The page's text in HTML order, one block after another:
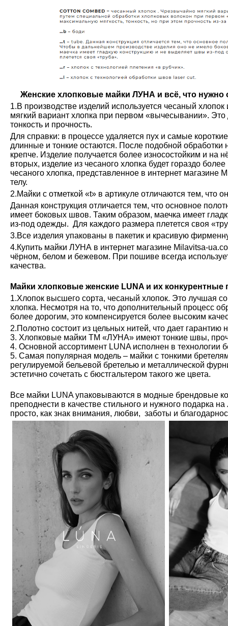
Женские хлопковые майки ЛУНА и всё, что нужно
1.В производстве изделий используется чесаный
мягкий вариант хлопка при первом «вычесывании». Это
тонкость и прочность.
Для справки: в процессе удаляется пух и самые
длинные и тонкие остаются. После подобной обработки
крепче. Изделие получается более износостойким и на
вторых, изделие из чесаного хлопка будет гораздо
чесаного хлопка, представленное в интернет магазине
телу.
2.Майки с отметкой «t» в артикуле отличаются тем, что
Данная конструкция отличается тем, что основное
имеет боковых швов. Таким образом, маечка имеет
из-под одежды. Для каждого размера плетется своя
3.Все изделия упакованы в пакетик и красивую
4.Купить майки ЛУНА в интернет магазине Milavitsa-
чёрном, белом и бежевом. При пошиве всегда
качества.
Майки хлопковые женские LUNA и их конкурентные
1.Хлопок высшего сорта, чесаный хлопок. Это лучшая
хлопка. Несмотря на то, что дополнительный процесс
более дорогим, это компенсируется более высоким
2.Полотно состоит из цельных нитей, что дает гарантию
3. Хлопковые майки ТМ «ЛУНА» имеют тонкие швы,
4. Основной ассортимент LUNA исполнен в технологии
5. Самая популярная модель – майки с тонкими
регулируемой бельевой бретелью и металлической
эстетично сочетать с бюстгальтером такого же цвета.
Все майки LUNA упаковываются в модные брендовые
преподнести в качестве стильного и нужного подарка
просто, как знак внимания, любви, заботы и